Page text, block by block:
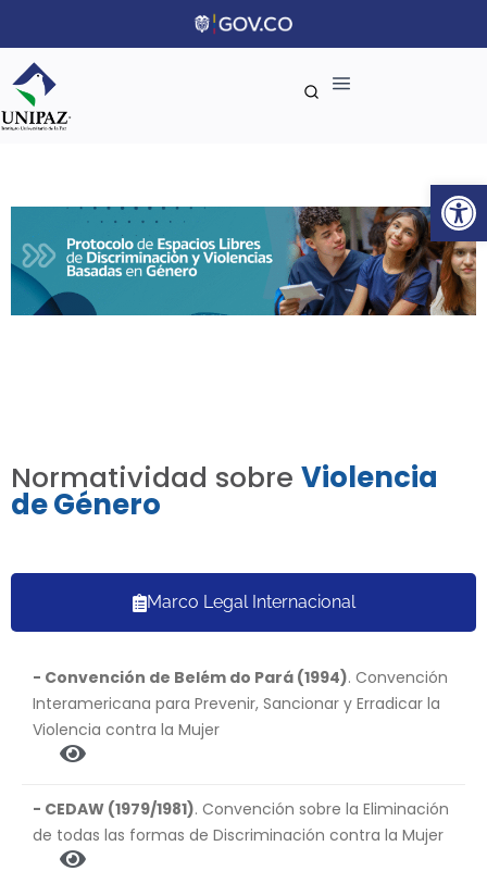
Normatividad sobre Violencia
de Género
Marco Legal Internacional
- Convención de Belém do Pará (1994). Convención
Interamericana para Prevenir, Sancionar y Erradicar la
Violencia contra la Mujer
- CEDAW (1979/1981). Convención sobre la Eliminación
de todas las formas de Discriminación contra la Mujer